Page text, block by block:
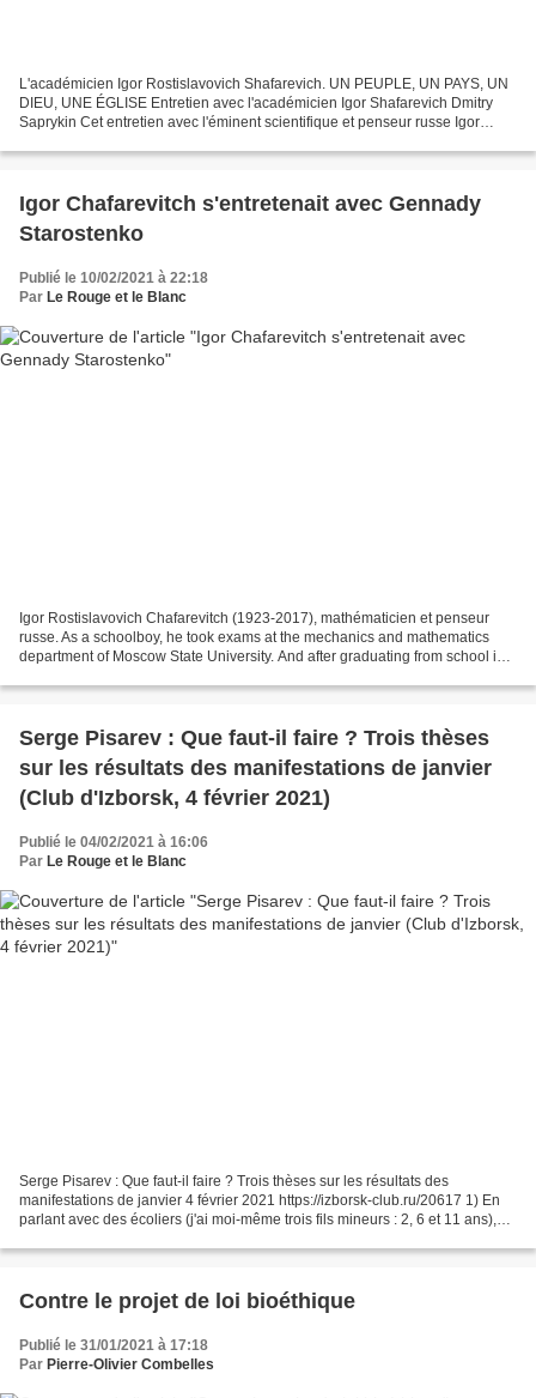
L'académicien Igor Rostislavovich Shafarevich. UN PEUPLE, UN PAYS, UN
DIEU, UNE ÉGLISE Entretien avec l'académicien Igor Shafarevich Dmitry
Saprykin Cet entretien avec l'éminent scientifique et penseur russe Igor
Igor Chafarevitch s'entretenait avec Gennady
Starostenko
Publié le 10/02/2021 à 22:18
Par Le Rouge et le Blanc
Igor Rostislavovich Chafarevitch (1923-2017), mathématicien et penseur
russe. As a schoolboy, he took exams at the mechanics and mathematics
department of Moscow State University. And after graduating from school in
Serge Pisarev : Que faut-il faire ? Trois thèses
sur les résultats des manifestations de janvier
(Club d'Izborsk, 4 février 2021)
Publié le 04/02/2021 à 16:06
Par Le Rouge et le Blanc
Serge Pisarev : Que faut-il faire ? Trois thèses sur les résultats des
manifestations de janvier 4 février 2021 https://izborsk-club.ru/20617 1) En
parlant avec des écoliers (j'ai moi-même trois fils mineurs : 2, 6 et 11 ans),
Contre le projet de loi bioéthique
Publié le 31/01/2021 à 17:18
Par Pierre-Olivier Combelles